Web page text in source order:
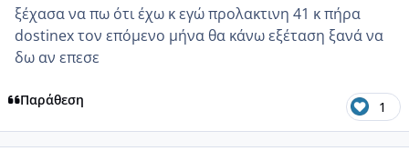
ξέχασα να πω ότι έχω κ εγώ προλακτινη 41 κ πήρα
dostinex τον επόμενο μήνα θα κάνω εξέταση ξανά να
δω αν επεσε
Παράθεση 1